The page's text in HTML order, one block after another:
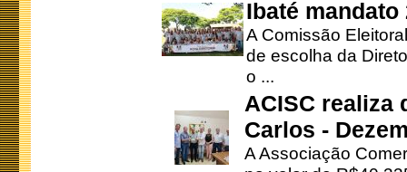
Ibaté mandato
A Comissão
de escolha da
o ...
ACISC realiza
Carlos -
A Associação